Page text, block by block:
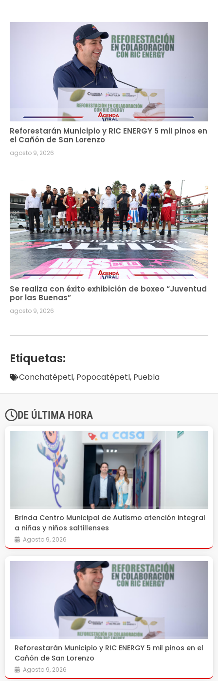
Reforestarán Municipio y RIC ENERGY 5 mil pinos en
el Cañón de San Lorenzo
agosto 9, 2026
Se realiza con éxito exhibición de boxeo “Juventud
por las Buenas”
agosto 9, 2026
Etiquetas:
Conchatépetl, Popocatépetl, Puebla
DE ÚLTIMA HORA
Brinda Centro Municipal de Autismo atención integral
a niñas y niños saltillenses
Agosto 9, 2026
Reforestarán Municipio y RIC ENERGY 5 mil pinos en el
Cañón de San Lorenzo
Agosto 9, 2026